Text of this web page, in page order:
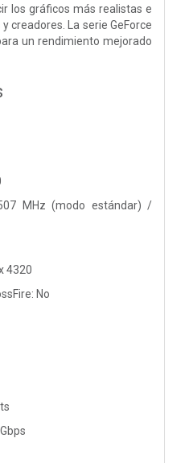
los gráficos más realistas e
creadores. La serie GeForce
un rendimiento mejorado
MHz (modo estándar) /
4320
No